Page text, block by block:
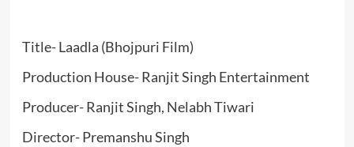
Title- Laadla (Bhojpuri Film)
Production House- Ranjit Singh Entertainment
Producer- Ranjit Singh, Nelabh Tiwari
Director- Premanshu Singh